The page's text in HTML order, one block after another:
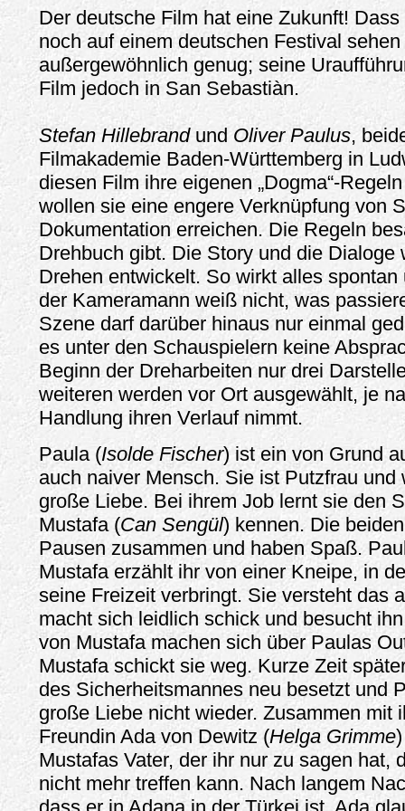
Der deutsche Film hat eine Zukunft!
noch auf einem deutschen Festival
außergewöhnlich genug; seine
Film jedoch in San Sebastiàn.
Stefan Hillebrandund Oliver Paulus,
Filmakademie Baden-Württemberg in
diesen Film ihre eigenen „Dogma“-
wollen sie eine engere Verknüpfung von
Dokumentation erreichen. Die Regeln
Drehbuch gibt. Die Story und die Dialoge
Drehen entwickelt. So wirkt alles
der Kameramann weiß nicht, was
Szene darf darüber hinaus nur einmal
es unter den Schauspielern keine
Beginn der Dreharbeiten nur drei
weiteren werden vor Ort ausgewählt, je
Handlung ihren Verlauf nimmt.
Paula (Isolde Fischer) ist ein von Grund
auch naiver Mensch. Sie ist Putzfrau und
große Liebe. Bei ihrem Job lernt sie den
Mustafa (Can Sengül) kennen. Die
Pausen zusammen und haben Spaß.
Mustafa erzählt ihr von einer Kneipe, in
seine Freizeit verbringt. Sie versteht das
macht sich leidlich schick und besucht
von Mustafa machen sich über Paulas
Mustafa schickt sie weg. Kurze Zeit
des Sicherheitsmannes neu besetzt und
große Liebe nicht wieder. Zusammen mit
Freundin Ada von Dewitz (Helga Grimme
Mustafas Vater, der ihr nur zu sagen hat,
nicht mehr treffen kann. Nach langem